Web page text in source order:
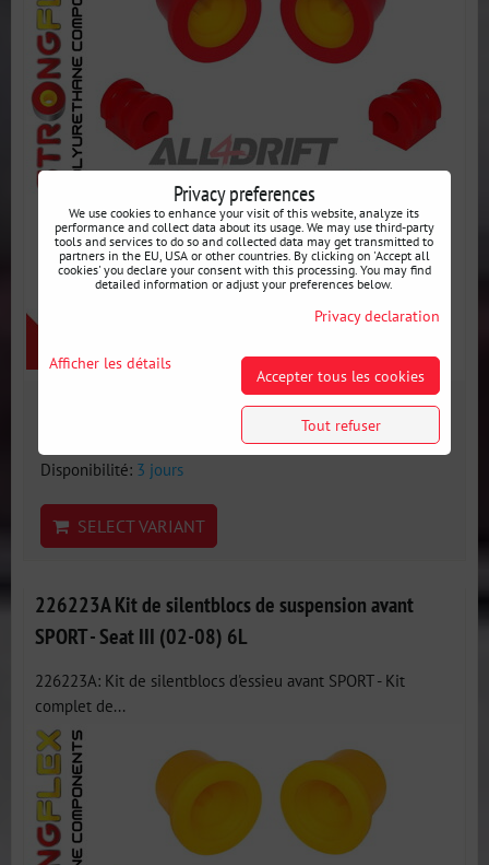
Disponibilité: 3 jours
SELECT VARIANT
226223A Kit de silentblocs de suspension avant
SPORT - Seat III (02-08) 6L
226223A: Kit de silentblocs d'essieu avant SPORT - Kit
complet de...
Privacy preferences
We use cookies to enhance your visit of this website, analyze its
performance and collect data about its usage. We may use third-party
tools and services to do so and collected data may get transmitted to
partners in the EU, USA or other countries. By clicking on 'Accept all
cookies' you declare your consent with this processing. You may find
detailed information or adjust your preferences below.
Privacy declaration
Afficher les détails
Accepter tous les cookies
Tout refuser